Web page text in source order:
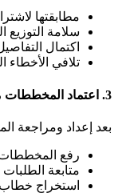
مطابقتها
سلامة التوزيع
اكتمال
تلافي الأخطاء
3. اعتماد المخططات من الجهات الرسمية
بعد إعداد ومراجعة
رفع المخططات
متابعة
استخراج خطاب